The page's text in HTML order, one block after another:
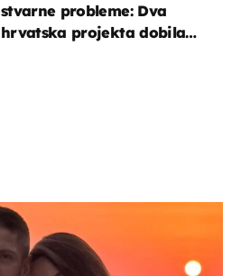
stvarne probleme: Dva
hrvatska projekta dobila